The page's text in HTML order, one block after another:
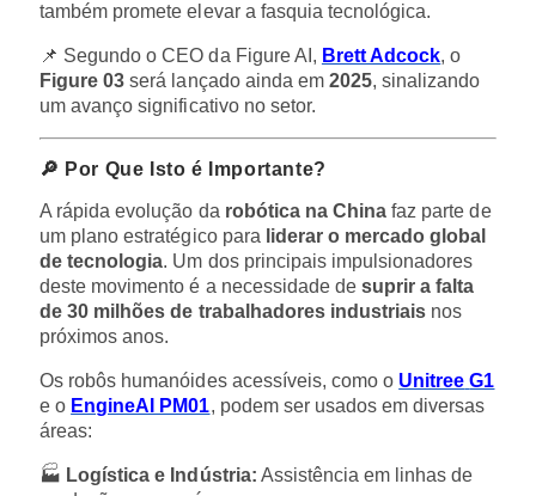
também promete elevar a fasquia tecnológica.
📌 Segundo o CEO da Figure AI, Brett Adcock, o
Figure 03 será lançado ainda em 2025, sinalizando
um avanço significativo no setor.
🔎 Por Que Isto é Importante?
A rápida evolução da robótica na China faz parte de
um plano estratégico para liderar o mercado global
de tecnologia. Um dos principais impulsionadores
deste movimento é a necessidade desuprir a falta
de 30 milhões de trabalhadores industriais nos
próximos anos.
Os robôs humanóides acessíveis, como o Unitree G1
e o EngineAI PM01, podem ser usados em diversas
áreas:
🏭 Logística e Indústria: Assistência em linhas de